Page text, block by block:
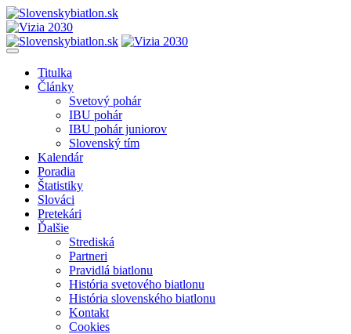
Titulka
Články
Svetový pohár
IBU pohár
IBU pohár juniorov
Slovenský tím
Kalendár
Poradia
Štatistiky
Slováci
Pretekári
Ďalšie
Strediská
Partneri
Pravidlá biatlonu
História svetového biatlonu
História slovenského biatlonu
Kontakt
Cookies